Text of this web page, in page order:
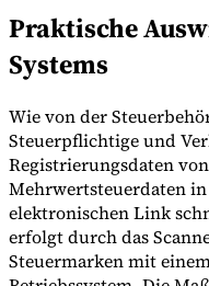
NummernprüferTracker für
Praktische
Systems
Wie von der
Steuerpflichtige und
Registrierungsdaten
Mehrwertsteuerdaten
elektronischen Link
erfolgt durch das
Steuermarken mit